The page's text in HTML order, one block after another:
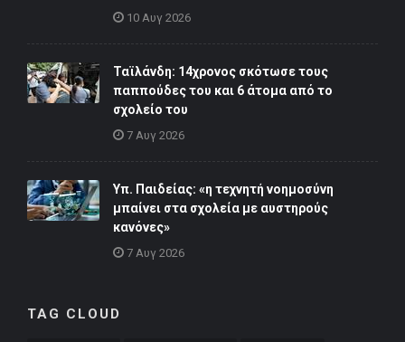
10 Αυγ 2026
Ταϊλάνδη: 14χρονος σκότωσε τους
παππούδες του και 6 άτομα από το
σχολείο του
7 Αυγ 2026
Υπ. Παιδείας: «η τεχνητή νοημοσύνη
μπαίνει στα σχολεία με αυστηρούς
κανόνες»
7 Αυγ 2026
TAG CLOUD